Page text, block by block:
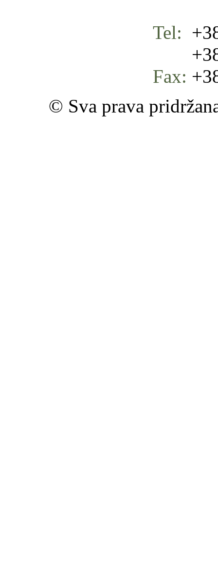
Tel:
+387
Fax:
© Sva prava